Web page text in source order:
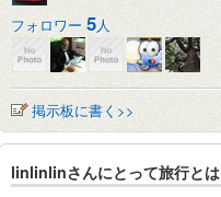
フォロワー 5人
掲示板に書く>>
linlinlinさんにとって旅行とは